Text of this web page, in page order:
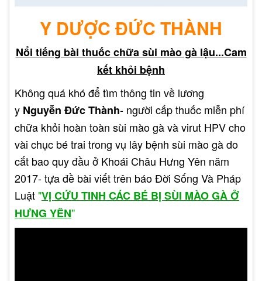
Các triệu chứng để phát hiện
bệnh sùi mào gà ở môi
Bệnh sùi mào gà có thể không gây ra triệu chứng
rõ ràng ở một số người, đặc biệt là khi nó xuất
hiện trên môi. Tuy nhiên, có những dấu hiệu và
triệu chứng mà bạn có thể lưu ý để phát hiện
bệnh sùi mào gà ở môi. Dưới đây là một số triệu
chứng thường gặp:
Đốm hoặc nốt trên môi: Sùi mào gà trên môi
thường biểu hiện dưới dạng những đốm nhỏ, có
thể là một hoặc nhiều, có màu da hoặc màu
hồng.
Y DƯỢC ĐỨC THÀNH
Nổi tiếng bài thuốc chữa sùi mào gà lậu...Cam
kết khỏi bệnh
Không quá khó để tìm thông tin về lương
y Nguyễn Đức Thành- người cấp thuốc miễn phí
chữa khỏi hoàn toàn sùi mào gà và virut HPV cho
vài chục bé trai trong vụ lây bệnh sùi mào gà do
cắt bao quy đầu ở Khoái Châu Hưng Yên năm
2017- tựa đề bài viết trên báo Đời Sống Và Pháp
Luật "VỊ CỨU TINH CÁC BÉ BỊ SÙI MÀO GÀ Ở
HƯNG YÊN"